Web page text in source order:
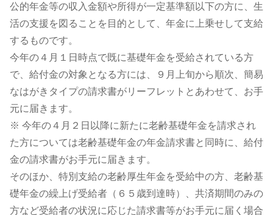
公的年金等の収入金額や所得が一定基準額以下の方に、生
活の支援を図ることを目的として、年金に上乗せして支給
するものです。
今年の４月１日時点で既に基礎年金を受給されている方
で、給付金の対象となる方には、９月上旬から順次、簡易
なはがきタイプの請求書がリーフレットとあわせて、お手
元に届きます。
※ 今年の４月２日以降に新たに老齢基礎年金を請求され
た方については老齢基礎年金の年金請求書と同時に、給付
金の請求書がお手元に届きます。
そのほか、特別支給の老齢厚生年金を受給中の方、老齢基
礎年金の繰上げ受給者（６５歳到達時）、共済期間のみの
方など受給者の状況に応じた請求書等がお手元に届く場合